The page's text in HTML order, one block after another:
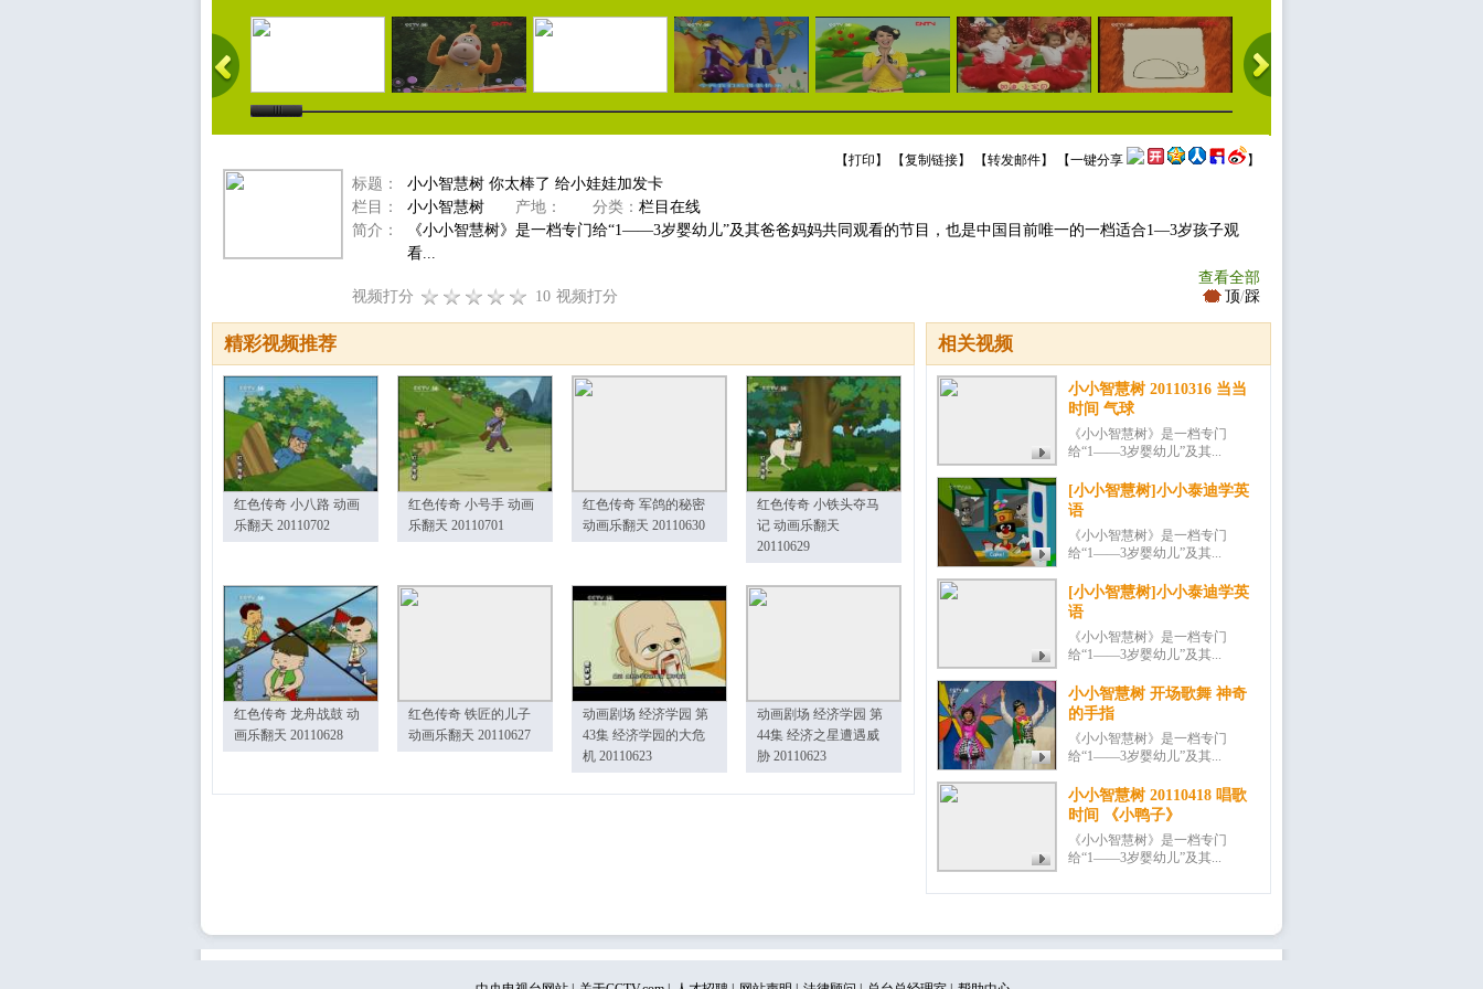
【打印 】 【复制链接】 【转发邮件】 【一键分享 】
标题：
小小智慧树 你太棒了 给小娃娃加发卡
栏目：
小小智慧树 产地： 分类： 栏目在线
简介：
《小小智慧树》是一档专门给“1——3岁婴幼儿”及其爸爸妈妈共同观看的节目，也是中国目前唯一的一档适合1—3岁孩子观
看...
查看全部
视频打分
10 视频打分 顶/踩
相关视频
小小智慧树 20110316 当当
时间 气球
《小小智慧树》是一档专门
给“1——3岁婴幼儿”及其...
[小小智慧树]小小泰迪学英
语
《小小智慧树》是一档专门
给“1——3岁婴幼儿”及其...
[小小智慧树]小小泰迪学英
语
《小小智慧树》是一档专门
给“1——3岁婴幼儿”及其...
小小智慧树 开场歌舞 神奇
的手指
《小小智慧树》是一档专门
给“1——3岁婴幼儿”及其...
小小智慧树 20110418 唱歌
时间 《小鸭子》
《小小智慧树》是一档专门
给“1——3岁婴幼儿”及其...
精彩视频推荐
红色传奇 小八路 动画
乐翻天 20110702
红色传奇 小号手 动画
乐翻天 20110701
红色传奇 军鸽的秘密
动画乐翻天 20110630
红色传奇 小铁头夺马
记 动画乐翻天
20110629
红色传奇 龙舟战鼓 动
画乐翻天 20110628
红色传奇 铁匠的儿子
动画乐翻天 20110627
动画剧场 经济学园 第
43集 经济学园的大危
机 20110623
动画剧场 经济学园 第
44集 经济之星遭遇威
胁 20110623